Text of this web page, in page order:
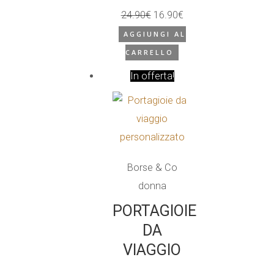
24.90€
Il
prezzo
originale
era:
24.90€.
16.90€
prezzo
AGGIUNGI AL
CARRELLO
In offerta!
Borse & Co
donna
PORTAGIOIE
DA
VIAGGIO